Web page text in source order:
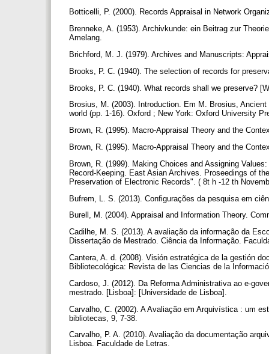
Botticelli, P. (2000). Records Appraisal in Network
Brenneke, A. (1953). Archivkunde: ein Beitrag zur
Amelang.
Brichford, M. J. (1979). Archives and Manuscripts:
Brooks, P. C. (1940). The selection of records for
Brooks, P. C. (1940). What records shall we preserve?
Brosius, M. (2003). Introduction. Em M. Brosius,
world (pp. 1-16). Oxford ; New York: Oxford University
Brown, R. (1995). Macro-Appraisal Theory and the
Brown, R. (1995). Macro-Appraisal Theory and the
Brown, R. (1999). Making Choices and Assigning
Record-Keeping. East Asian Archives. Proseedings of
Preservation of Electronic Records". ( 8t h -12 th
Bufrem, L. S. (2013). Configurações da pesquisa em
Burell, M. (2004). Appraisal and Information Theory.
Cadilhe, M. S. (2013). A avaliação da informação da
Dissertação de Mestrado. Ciência da Informação.
Cantera, A. d. (2008). Visión estratégica de la gestión
Bibliotecológica: Revista de las Ciencias de la
Cardoso, J. (2012). Da Reforma Administrativa ao e-
mestrado. [Lisboa]: [Universidade de Lisboa].
Carvalho, C. (2002). A Avaliação em Arquivística : um
bibliotecas, 9, 7-38.
Carvalho, P. A. (2010). Avaliação da documentação
Lisboa. Faculdade de Letras.